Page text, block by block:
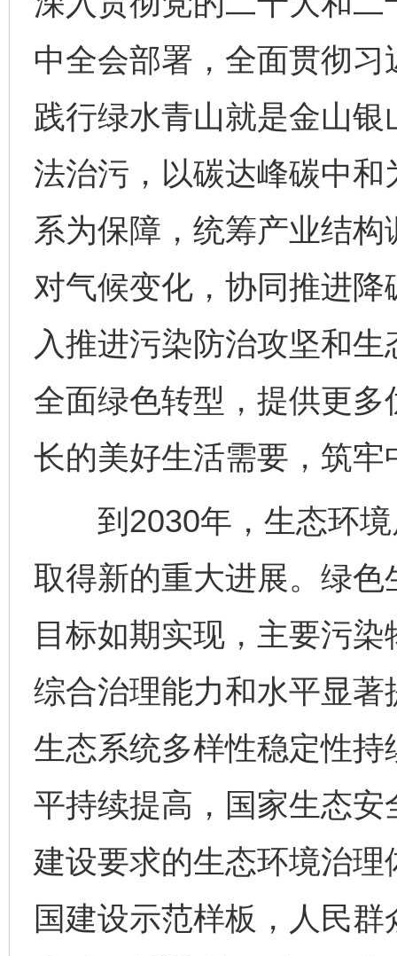
中全会部署，全面贯彻
践行绿水青山就是金山
法治污，以碳达峰碳中
系为保障，统筹产业结
对气候变化，协同推进
入推进污染防治攻坚和
全面绿色转型，提供更
长的美好生活需要，筑
到2030年，生态环境
取得新的重大进展。绿
目标如期实现，主要污
综合治理能力和水平显
生态系统多样性稳定性
平持续提高，国家生态
建设要求的生态环境治
国建设示范样板，人民